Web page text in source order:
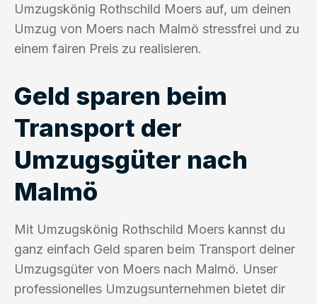
Umzugskönig Rothschild Moers auf, um deinen
Umzug von Moers nach Malmö stressfrei und zu
einem fairen Preis zu realisieren.
Geld sparen beim
Transport der
Umzugsgüter nach
Malmö
Mit Umzugskönig Rothschild Moers kannst du
ganz einfach Geld sparen beim Transport deiner
Umzugsgüter von Moers nach Malmö. Unser
professionelles Umzugsunternehmen bietet dir